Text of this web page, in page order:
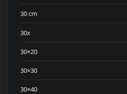
30 cm
30x
30×20
30×30
30×40